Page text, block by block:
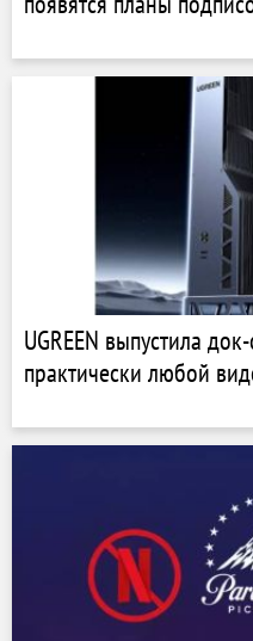
UGREEN выпустила
практически любой